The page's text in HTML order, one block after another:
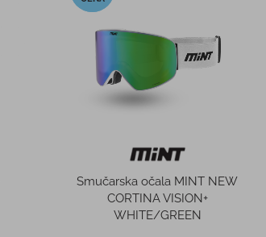
Smučarska očala MINT NEW
CORTINA VISION+
WHITE/GREEN